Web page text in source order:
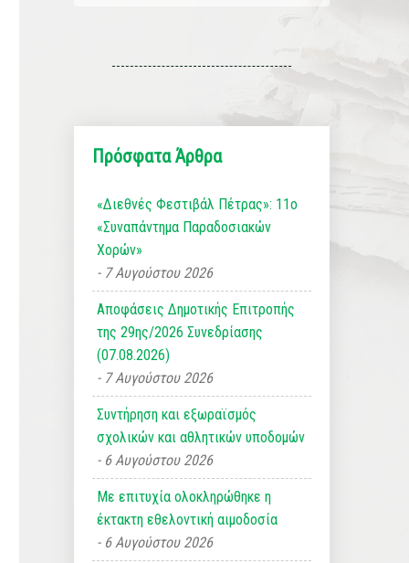
Πρόσφατα Άρθρα
«Διεθνές Φεστιβάλ Πέτρας»: 11ο
«Συναπάντημα Παραδοσιακών
Χορών»
7 Αυγούστου 2026
Αποφάσεις Δημοτικής Επιτροπής
της 29ης/2026 Συνεδρίασης
(07.08.2026)
7 Αυγούστου 2026
Συντήρηση και εξωραϊσμός
σχολικών και αθλητικών υποδομών
6 Αυγούστου 2026
Με επιτυχία ολοκληρώθηκε η
έκτακτη εθελοντική αιμοδοσία
6 Αυγούστου 2026